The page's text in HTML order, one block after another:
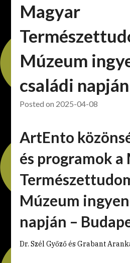
Magyar
Múzeum
családi napján
Posted on 2025-04-08
ArtEnto
és programok a
Múzeum
napján –
Dr. Szél Győző és Grabant